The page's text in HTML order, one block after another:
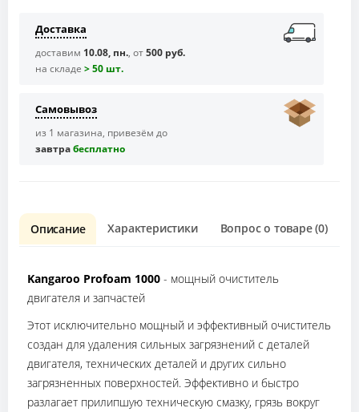
Доставка
доставим 10.08, пн., от500 руб.
на складе > 50 шт.
Самовывоз
из 1 магазина, привезём до
завтрабесплaтно
Описание Характеристики Вопрос о товаре (0)
Kangaroo Profoam 1000 - мощный очиститель
двигателя и запчастей
Этот исключительно мощный и эффективный очиститель
создан для удаления сильных загрязнений с деталей
двигателя, технических деталей и других сильно
загрязненных поверхностей. Эффективно и быстро
разлагает прилипшую техническую смазку, грязь вокруг